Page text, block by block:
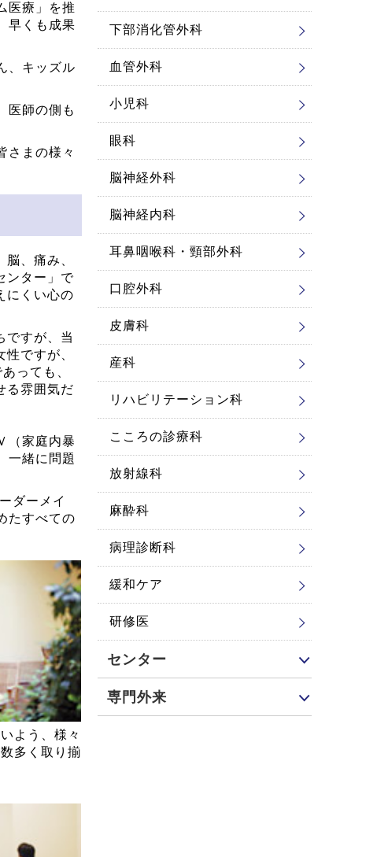
医療」を推
早くも成果
、キッズル
医師の側も
さまの様々
、痛み、
ンター」で
にくい心の
ですが、当
ですが、
っても、
る雰囲気だ
（家庭内暴
一緒に問題
ダーメイ
たすべての
よう、様々
多く取り揃
下部消化管外科
血管外科
小児科
眼科
脳神経外科
脳神経内科
耳鼻咽喉科・頸部外科
口腔外科
皮膚科
産科
リハビリテーション科
こころの診療科
放射線科
麻酔科
病理診断科
緩和ケア
研修医
センター
専門外来